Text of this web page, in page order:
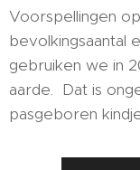
Voorspellingen
bevolkingsaantal
gebruiken we in
aarde. Dat is
pasgeboren